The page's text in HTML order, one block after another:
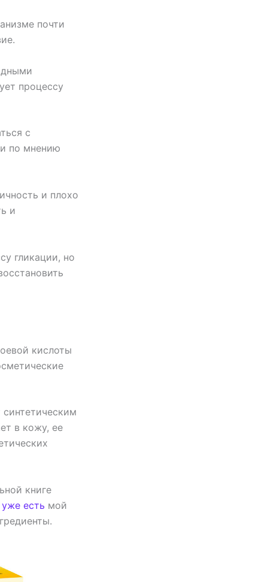
почти
процессу
с
по мнению
и плохо
и
гликации, но
кислоты
в кожу, ее
книге
уже есть мой